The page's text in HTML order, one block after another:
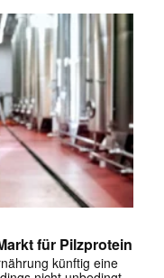
für Pilzprotein
künftig eine